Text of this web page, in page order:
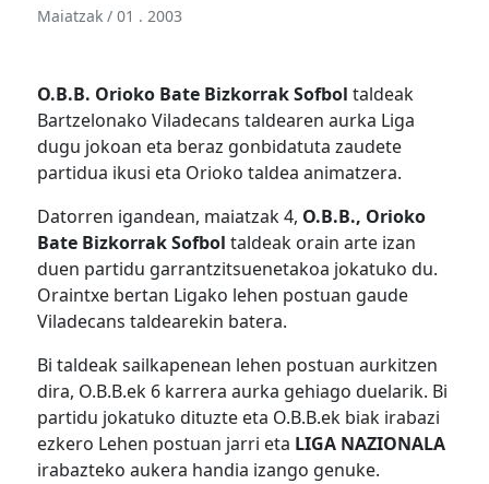
Maiatzak / 01 . 2003
O.B.B. Orioko Bate Bizkorrak Sofbol taldeak
Bartzelonako Viladecans taldearen aurka Liga
dugu jokoan eta beraz gonbidatuta zaudete
partidua ikusi eta Orioko taldea animatzera.
Datorren igandean, maiatzak 4, O.B.B., Orioko
Bate Bizkorrak Sofbol taldeak orain arte izan
duen partidu garrantzitsuenetakoa jokatuko du.
Oraintxe bertan Ligako lehen postuan gaude
Viladecans taldearekin batera.
Bi taldeak sailkapenean lehen postuan aurkitzen
dira, O.B.B.ek 6 karrera aurka gehiago duelarik. Bi
partidu jokatuko dituzte eta O.B.B.ek biak irabazi
ezkero Lehen postuan jarri eta LIGA NAZIONALA
irabazteko aukera handia izango genuke.